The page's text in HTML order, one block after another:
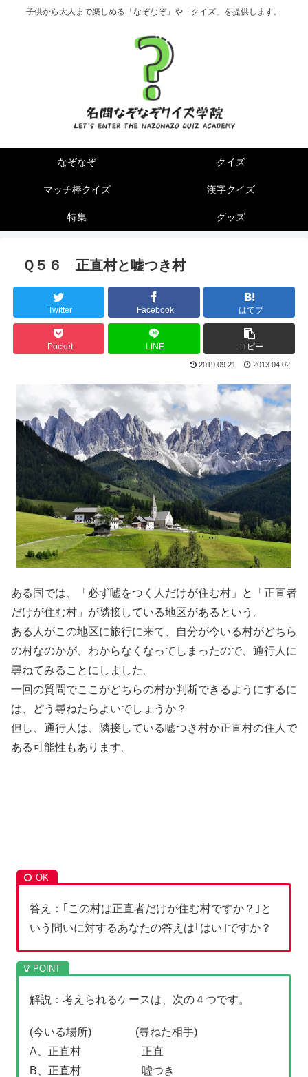
子供から大人まで楽しめる「なぞなぞ」や「クイズ」を提供します。
なぞなぞ クイズ
マッチ棒クイズ 漢字クイズ
特集 グッズ
Ｑ５６ 正直村と嘘つき村
Twitter Facebook はてブ
Pocket LINE コピー
2019.09.21 2013.04.02
ある国では、「必ず嘘をつく人だけが住む村」と「正直者
だけが住む村」が隣接している地区があるという。
ある人がこの地区に旅行に来て、自分が今いる村がどちら
の村なのかが、わからなくなってしまったので、通行人に
尋ねてみることにしました。
一回の質問でここがどちらの村か判断できるようにするに
は、どう尋ねたらよいでしょうか？
但し、通行人は、隣接している嘘つき村か正直村の住人で
ある可能性もあります。
答え：｢この村は正直者だけが住む村ですか？｣と
いう問いに対するあなたの答えは｢はい｣ですか？
解説：考えられるケースは、次の４つです。
(今いる場所) (尋ねた相手)
A、正直村 正直
B、正直村 嘘つき